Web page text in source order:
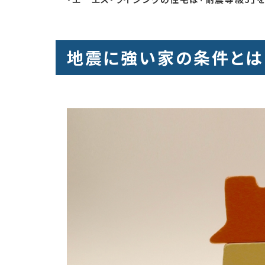
地震に強い家の条件とは